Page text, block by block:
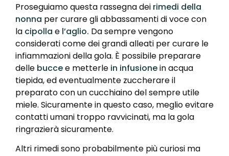
Proseguiamo questa rassegna dei rimedi della
nonna per curare gli abbassamenti di voce con
la cipolla e l’aglio. Da sempre vengono
considerati come dei grandi alleati per curare le
infiammazioni della gola. È possibile preparare
delle buccee metterle in infusionein acqua
tiepida, ed eventualmente zuccherare il
preparato con un cucchiaino del sempre utile
miele. Sicuramente in questo caso, meglio evitare
contatti umani troppo ravvicinati, ma la gola
ringrazierà sicuramente.
Altri rimedi sono probabilmente più curiosi ma